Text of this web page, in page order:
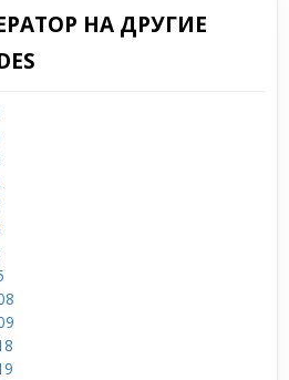
НА ДРУГИЕ